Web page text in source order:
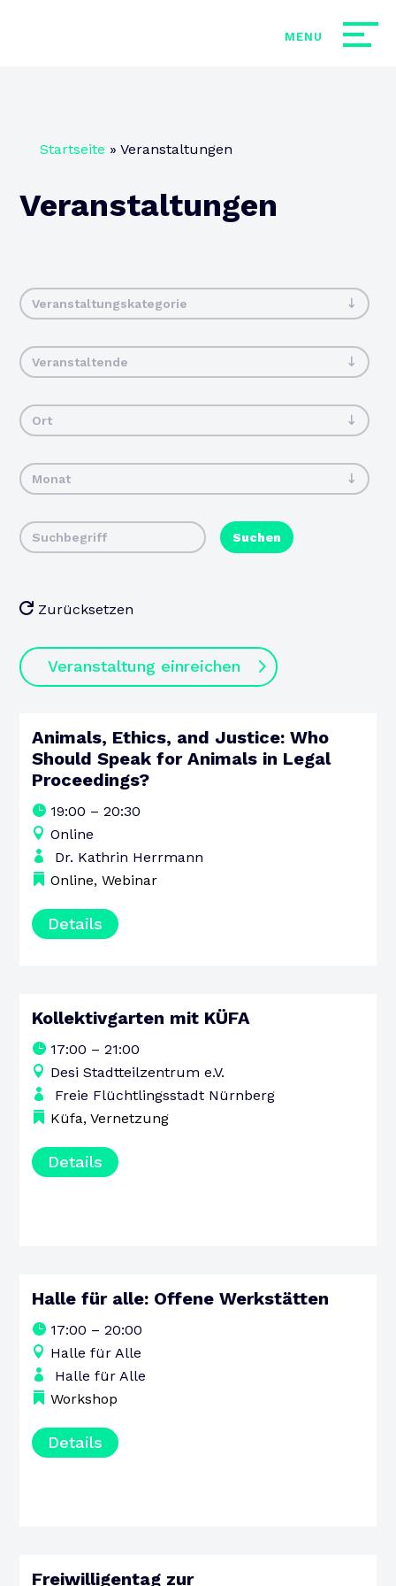
Startseite » Veranstaltungen
Veranstaltungen
Veranstaltungskategorie
Veranstaltende
Ort
Monat
Suchen
Zurücksetzen
Veranstaltung einreichen
10
AUGUST
Animals, Ethics, and Justice: Who
Should Speak for Animals in Legal
Proceedings?
19:00 – 20:30
Online
Dr. Kathrin Herrmann
Online,Webinar
Details
13
DONNERSTAG
Kollektivgarten mit KÜFA
17:00 – 21:00
Desi Stadtteilzentrum e.V.
Freie Flüchtlingsstadt Nürnberg
Küfa,Vernetzung
Details
13
DONNERSTAG
Halle für alle: Offene Werkstätten
17:00 – 20:00
Halle für Alle
Halle für Alle
Workshop
Details
Freiwilligentag zur